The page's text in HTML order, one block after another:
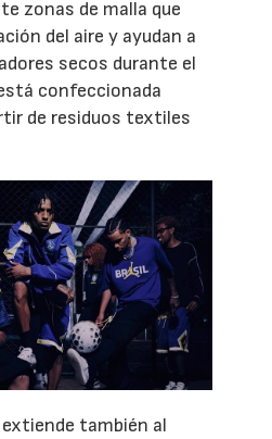
zonas de malla que
del aire y ayudan a
secos durante el
confeccionada
de residuos textiles
también al